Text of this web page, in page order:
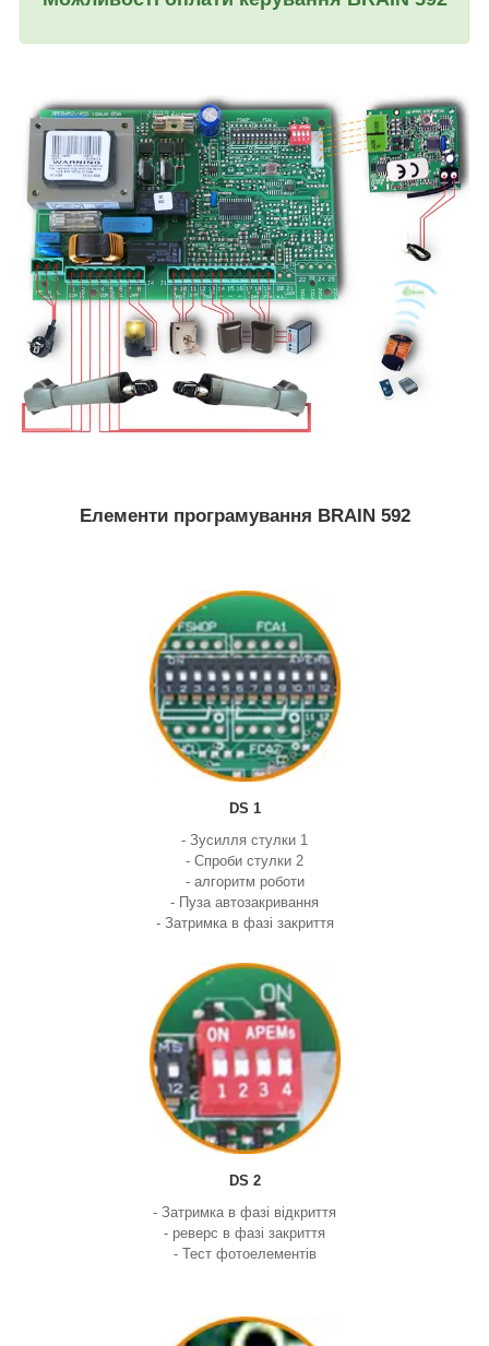
Елементи програмування BRAIN 592
DS 1
- Зусилля стулки 1
- Спроби стулки 2
- алгоритм роботи
- Пуза автозакривання
- Затримка в фазі закриття
DS 2
- Затримка в фазі відкриття
- реверс в фазі закриття
- Тест фотоелементів